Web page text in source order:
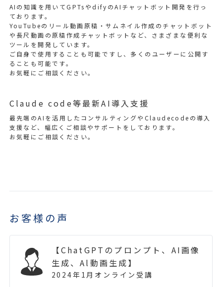
AIの知識を用いてGPTsやdifyのAIチャットボット開発を行っ
ております。
YouTubeのリール動画原稿・サムネイル作成のチャットボット
や長尺動画の原稿作成チャットボットなど、さまざまな便利な
ツールを開発しています。
ご自身で使用することも可能ですし、多くのユーザーに公開す
ることも可能です。
お気軽にご相談ください。
Claude code等最新AI導入支援
最先端のAIを活用したコンサルティングやClaudecodeの導入
支援など、幅広くご相談やサポートをしております。
お気軽にご相談ください。
お客様の声
【ChatGPTのプロンプト、AI画像
生成、Al動画生成】
2024年1月オンライン受講